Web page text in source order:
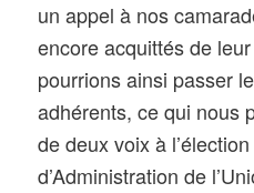
un appel à nos
encore acquittés de
pourrions ainsi passer
adhérents, ce qui nous
de deux voix à
d’Administration de